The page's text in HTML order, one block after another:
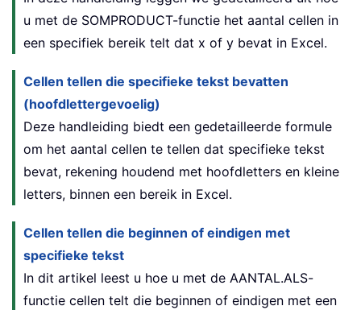
u met de SOMPRODUCT-functie het aantal cellen in
een specifiek bereik telt dat x of y bevat in Excel.
Cellen tellen die specifieke tekst bevatten
(hoofdlettergevoelig)
Deze handleiding biedt een gedetailleerde formule
om het aantal cellen te tellen dat specifieke tekst
bevat, rekening houdend met hoofdletters en kleine
letters, binnen een bereik in Excel.
Cellen tellen die beginnen of eindigen met
specifieke tekst
In dit artikel leest u hoe u met de AANTAL.ALS-
functie cellen telt die beginnen of eindigen met een